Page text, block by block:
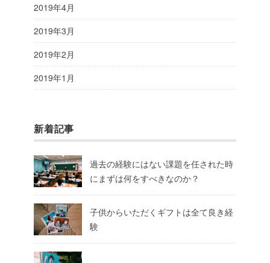
2019年4月
2019年3月
2019年2月
2019年1月
新着記事
過去の経験にはない課題を任された時
にまずは何をすべきなのか？
子供からいただくギフトは全て良き経
験